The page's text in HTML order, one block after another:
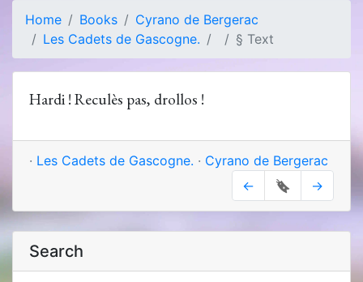
Home Books
Cyrano de Bergerac
Les Cadets de Gascogne.
§ Text
Hardi ! Reculès pas, drollos !
· Les Cadets de Gascogne. · Cyrano de Bergerac
←
🔖 →
Search